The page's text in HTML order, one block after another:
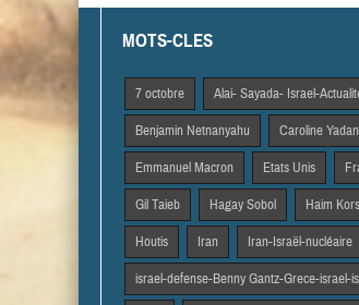
MOTS-CLES
7 octobre Alai- Sayada- Israel-
Benjamin Netnanyahu Caroline Yadan
Emmanuel Macron Etats Unis
Gil Taieb Hagay Sobol Haim
Houtis Iran Iran-Israël-nucléaire
israel-defense-Benny Gantz-Grece-israel-